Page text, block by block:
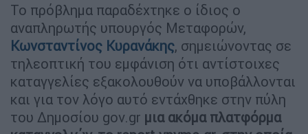
Το πρόβλημα παραδέχτηκε ο ίδιος ο
αναπληρωτής υπουργός Μεταφορών,
Κωνσταντίνος Κυρανάκης, σημειώνοντας σε
τηλεοπτική του εμφάνιση ότι αντίστοιχες
καταγγελίες εξακολουθούν να υποβάλλονται
και για τον λόγο αυτό εντάχθηκε στην πύλη
του Δημοσίου gov.gr μια ακόμα πλατφόρμα